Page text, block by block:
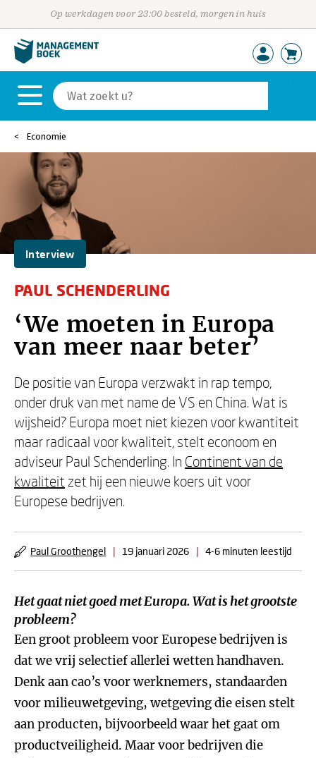
Op werkdagen voor 23:00 besteld, morgen in huis
Economie
Interview
PAUL SCHENDERLING
‘We moeten in Europa
van meer naar beter’
De positie van Europa verzwakt in rap tempo,
onder druk van met name de VS en China. Wat is
wijsheid? Europa moet niet kiezen voor kwantiteit
maar radicaal voor kwaliteit, stelt econoom en
adviseur Paul Schenderling. In Continent van de
kwaliteit zet hij een nieuwe koers uit voor
Europese bedrijven.
Paul Groothengel | 19 januari 2026 | 4-6 minuten leestijd
Het gaat niet goed met Europa. Wat is het grootste
probleem?
Een groot probleem voor Europese bedrijven is
dat we vrij selectief allerlei wetten handhaven.
Denk aan cao’s voor werknemers, standaarden
voor milieuwetgeving, wetgeving die eisen stelt
aan producten, bijvoorbeeld waar het gaat om
productveiligheid. Maar voor bedrijven die